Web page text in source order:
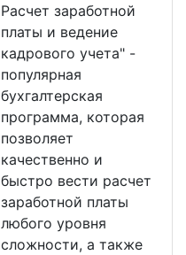
Расчет заработной
платы и ведение
кадрового учета" -
популярная
бухгалтерская
программа, которая
позволяет
качественно и
быстро вести расчет
заработной платы
любого уровня
сложности, а также